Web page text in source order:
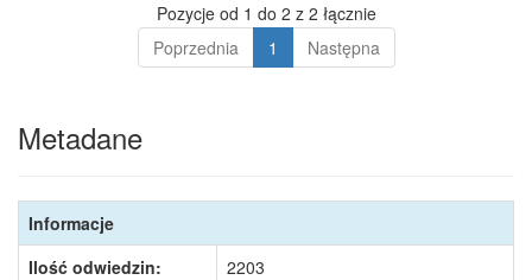
Pozycje od 1 do 2 z 2 łącznie
Poprzednia
1 Następna
Metadane
Informacje
Ilość odwiedzin:
2203